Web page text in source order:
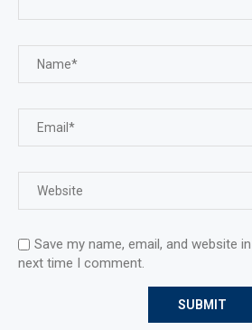
Save my name, email, and website
next time I comment.